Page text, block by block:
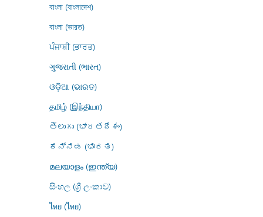
বাংলা (বাংলাদেশ)
বাংলা (ভারত)
ਪੰਜਾਬੀ (ਭਾਰਤ)
ગુજરાતી (ભારત)
ଓଡ଼ିଆ (ଭାରତ)
தமிழ் (இந்தியா)
తెలుగు (భారతదేశం)
ಕನ್ನಡ (ಭಾರತ)
മലയാളം (ഇന്ത്യ)
සිංහල (ශ්‍රී ලංකාව)
ไทย (ไทย)